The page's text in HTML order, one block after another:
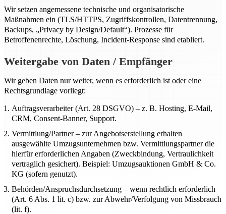
Wir setzen angemessene technische und organisatorische
Maßnahmen ein (TLS/HTTPS, Zugriffskontrollen, Datentrennung,
Backups, „Privacy by Design/Default“). Prozesse für
Betroffenenrechte, Löschung, Incident-Response sind etabliert.
Weitergabe von Daten / Empfänger
Wir geben Daten nur weiter, wenn es erforderlich ist oder eine
Rechtsgrundlage vorliegt:
Auftragsverarbeiter (Art. 28 DSGVO) – z. B. Hosting, E-Mail,
CRM, Consent-Banner, Support.
Vermittlung/Partner – zur Angebotserstellung erhalten
ausgewählte Umzugsunternehmen bzw. Vermittlungspartner die
hierfür erforderlichen Angaben (Zweckbindung, Vertraulichkeit
vertraglich gesichert). Beispiel: Umzugsauktionen GmbH & Co.
KG (sofern genutzt).
Behörden/Anspruchsdurchsetzung – wenn rechtlich erforderlich
(Art. 6 Abs. 1 lit. c) bzw. zur Abwehr/Verfolgung von Missbrauch
(lit. f).